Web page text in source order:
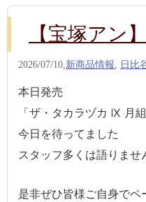
【宝塚アン
2026/07/10, 新商品情報 日比
本日発売
「ザ・タカラヅカ Ⅸ 月
今日を待ってました
スタッフ多くは語りま
是非ぜひ皆様ご自身でペ